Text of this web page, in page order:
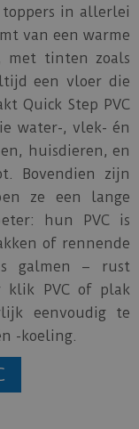
in allerlei
van een warme
met tinten zoals
een vloer die
Quick Step PVC
water-, vlek- én
huisdieren, en
Bovendien zijn
ze een lange
hun PVC is
of rennende
galmen – rust
klik PVC of plak
eenvoudig te
-koeling.